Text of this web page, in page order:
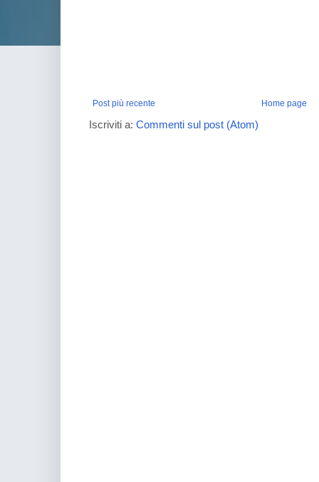
Post più recente Home page
Iscriviti a: Commenti sul post (Atom)